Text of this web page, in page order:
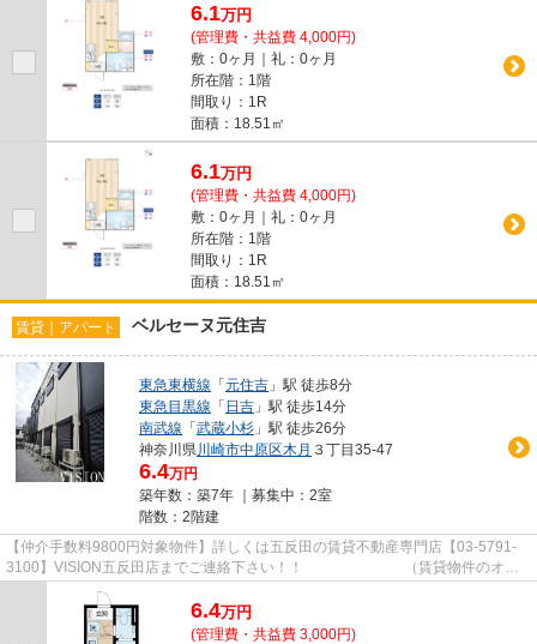
6.1万円
(管理費・共益費 4,000円)
敷：0ヶ月｜礼：0ヶ月
所在階：1階
間取り：1R
面積：18.51㎡
6.1万円
(管理費・共益費 4,000円)
敷：0ヶ月｜礼：0ヶ月
所在階：1階
間取り：1R
面積：18.51㎡
賃貸｜アパート ベルセーヌ元住吉
東急東横線 「元住吉 」駅 徒歩8分
東急目黒線 「 日吉 」駅 徒歩14分
南武線 「武蔵小杉 」駅 徒歩26分
神奈川県川崎市中原区木月 ３丁目35-47
6.4万円
築年数：築7年 ｜募集中： 2室
階数：2階建
【仲介手数料9800円対象物件】詳しくは五反田の賃貸不動産専門店【03-5791-
3100】VISION五反田店までご連絡下さい！！ （賃貸物件のオス
スメポイント）洗面所独立 シャワ...
6.4万円
(管理費・共益費 3,000円)